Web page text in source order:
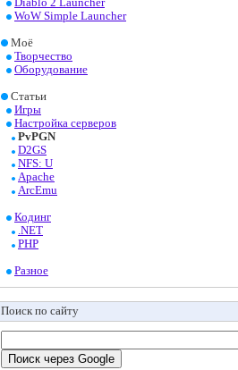
Diablo 2 Launcher
WoW Simple Launcher
Моё
Творчество
Оборудование
Статьи
Игры
Настройка серверов
PvPGN
D2GS
NFS: U
Apache
ArcEmu
Кодинг
.NET
PHP
Разное
Поиск по сайту